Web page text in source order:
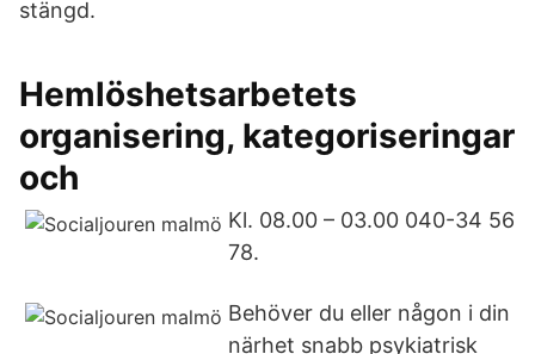
stängd.
Hemlöshetsarbetets
organisering, kategoriseringar
och
Kl. 08.00 – 03.00 040-34 56
78.
Behöver du eller någon i din
närhet snabb psykiatrisk